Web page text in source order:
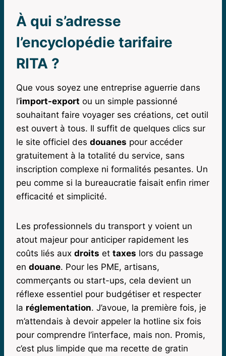
À qui s’adresse
l’encyclopédie tarifaire
RITA ?
Que vous soyez une entreprise aguerrie dans
l’import-export ou un simple passionné
souhaitant faire voyager ses créations, cet outil
est ouvert à tous. Il suffit de quelques clics sur
le site officiel des douanes pour accéder
gratuitement à la totalité du service, sans
inscription complexe ni formalités pesantes. Un
peu comme si la bureaucratie faisait enfin rimer
efficacité et simplicité.
Les professionnels du transport y voient un
atout majeur pour anticiper rapidement les
coûts liés aux droits et taxes lors du passage
en douane. Pour les PME, artisans,
commerçants ou start-ups, cela devient un
réflexe essentiel pour budgétiser et respecter
la réglementation. J’avoue, la première fois, je
m’attendais à devoir appeler la hotline six fois
pour comprendre l’interface, mais non. Promis,
c’est plus limpide que ma recette de gratin